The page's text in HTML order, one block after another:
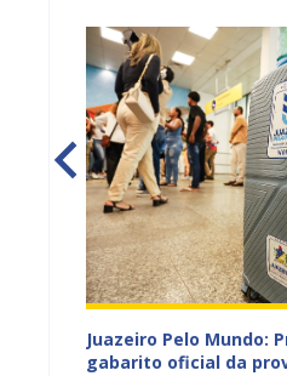
Juazeiro Pelo Mundo:
gabarito oficial da